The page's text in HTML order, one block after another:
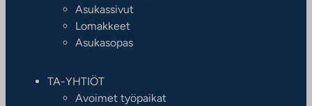
Asukassivut
Lomakkeet
Asukasopas
TA-YHTIÖT
Avoimet työpaikat